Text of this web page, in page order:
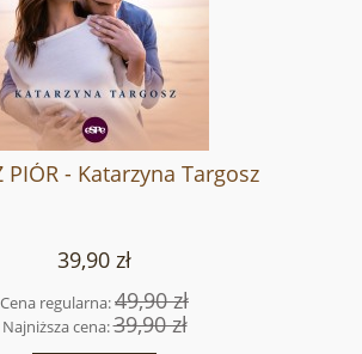
PIÓR - Katarzyna Targosz
39,90 zł
Cena regularna:49,90 zł
Najniższa cena:39,90 zł